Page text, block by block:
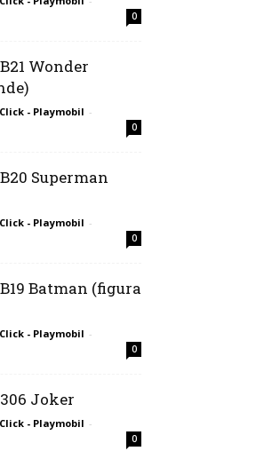
0
Wonder
- Playmobil -
0
Superman
- Playmobil -
0
Batman (figura
- Playmobil -
0
Joker
- Playmobil -
0